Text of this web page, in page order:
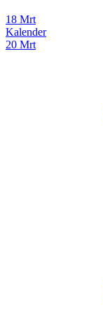
18 Mrt
Kalender
20 Mrt